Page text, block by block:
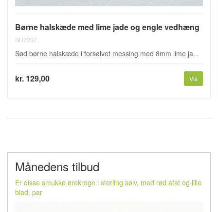
Børne halskæde med lime jade og engle vedhæng
BH7202
Sød børne halskæde i forsølvet messing med 8mm lime ja...
kr. 129,00 Vis
Månedens tilbud
Er disse smukke ørekroge i sterling sølv, med rød afat og lille
blad, par